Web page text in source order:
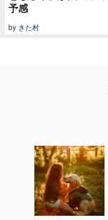
予感
by きた村